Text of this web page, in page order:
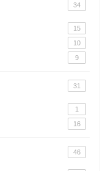
34
15
10
9
31
1
16
46